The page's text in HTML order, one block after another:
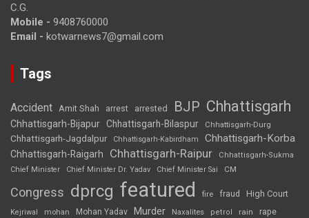
C.G.
Mobile - 9408760000
Email - kotwarnews7@gmail.com
Tags
Accident Amit Shah arrest arrested BJP Chhattisgarh
Chhattisgarh-Bijapur Chhattisgarh-Bilaspur Chhattisgarh-Durg
Chhattisgarh-Jagdalpur Chhattisgarh-Kabirdham Chhattisgarh-Korba
Chhattisgarh-Raigarh Chhattisgarh-Raipur
Chhattisgarh-Sukma
Chief Minister
Chief Minister Dr. Yadav Chief Minister Sai CM
Congress dprcg featured fire fraud High Court
Kejriwal mohan Mohan Yadav Murder Naxalites petrol rain rape